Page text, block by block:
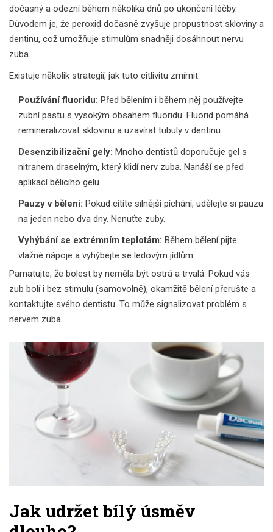
dočasný a odezní během několika dnů po ukončení léčby.
Důvodem je, že peroxid dočasně zvyšuje propustnost skloviny a
dentinu, což umožňuje stimulům snadněji dosáhnout nervu
zuba.
Existuje několik strategií, jak tuto citlivitu zmírnit:
Používání fluoridu: Před bělením i během něj používejte
zubní pastu s vysokým obsahem fluoridu. Fluorid pomáhá
remineralizovat sklovinu a uzavírat tubuly v dentinu.
Desenzibilizační gely: Mnoho dentistů doporučuje gel s
nitranem draselným, který klidí nerv zuba. Nanáší se před
aplikací bělicího gelu.
Pauzy v bělení: Pokud cítíte silnější píchání, udělejte si pauzu
na jeden nebo dva dny. Nenuťte zuby.
Vyhýbání se extrémním teplotám: Během bělení pijte
vlažné nápoje a vyhýbejte se ledovým jídlům.
Pamatujte, že bolest by neměla být ostrá a trvalá. Pokud vás
zub bolí i bez stimulu (samovolně), okamžitě bělení přerušte a
kontaktujte svého dentistu. To může signalizovat problém s
nervem zuba.
Jak udržet bílý úsměv